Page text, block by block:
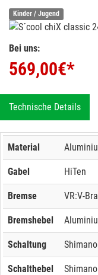
Kinder / Jugend
Bei uns:
569,00€*
Technische Details
Material
Gabel HiTen
Bremse VR:V-
Bremshebel
Schaltung
Schalthebel